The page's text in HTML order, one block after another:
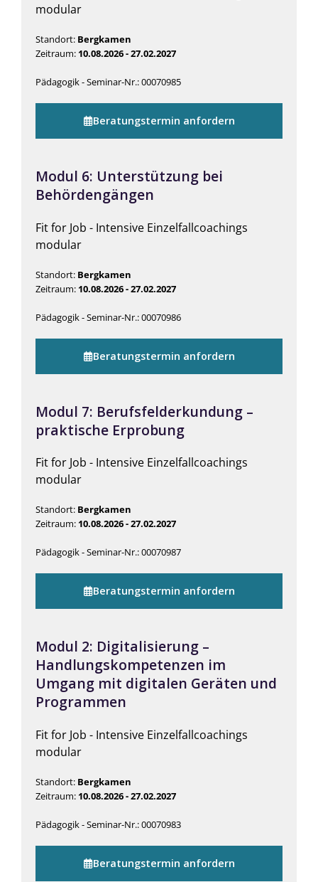
modular
Standort: Bergkamen
Zeitraum: 10.08.2026 - 27.02.2027
Pädagogik - Seminar-Nr.: 00070985
Beratungstermin anfordern
Modul 6: Unterstützung bei
Behördengängen
Fit for Job - Intensive Einzelfallcoachings
modular
Standort: Bergkamen
Zeitraum: 10.08.2026 - 27.02.2027
Pädagogik - Seminar-Nr.: 00070986
Beratungstermin anfordern
Modul 7: Berufsfelderkundung –
praktische Erprobung
Fit for Job - Intensive Einzelfallcoachings
modular
Standort: Bergkamen
Zeitraum: 10.08.2026 - 27.02.2027
Pädagogik - Seminar-Nr.: 00070987
Beratungstermin anfordern
Modul 2: Digitalisierung –
Handlungskompetenzen im
Umgang mit digitalen Geräten und
Programmen
Fit for Job - Intensive Einzelfallcoachings
modular
Standort: Bergkamen
Zeitraum: 10.08.2026 - 27.02.2027
Pädagogik - Seminar-Nr.: 00070983
Beratungstermin anfordern